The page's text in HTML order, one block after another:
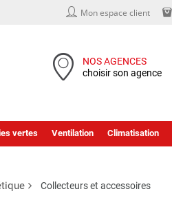
Mon espace client
NOS AGENCES
choisir son agence
vertes Ventilation Climatisation
Collecteurs et accessoires